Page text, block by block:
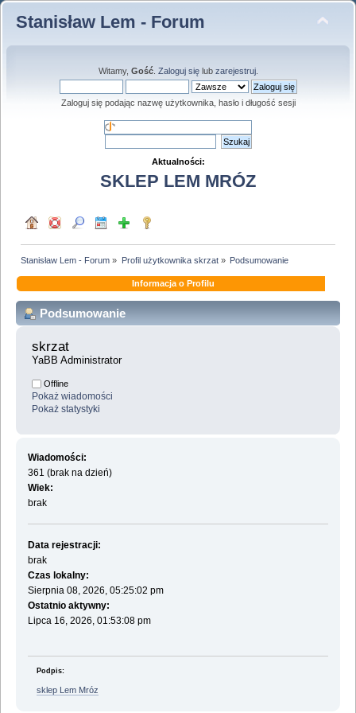
Stanisław Lem - Forum
Witamy, Gość. Zaloguj sięlub zarejestruj.
Zaloguj się podając nazwę użytkownika, hasło i długość sesji
Aktualności:
SKLEP LEM MRÓZ
Stanisław Lem - Forum » Profil użytkownika skrzat» Podsumowanie
Informacja o Profilu
Podsumowanie
skrzat
YaBB Administrator
Offline
Pokaż wiadomości
Pokaż statystyki
Wiadomości:
361 (brak na dzień)
Wiek:
brak
Data rejestracji:
brak
Czas lokalny:
Sierpnia 08, 2026, 05:25:02 pm
Ostatnio aktywny:
Lipca 16, 2026, 01:53:08 pm
Podpis:
sklep Lem Mróz